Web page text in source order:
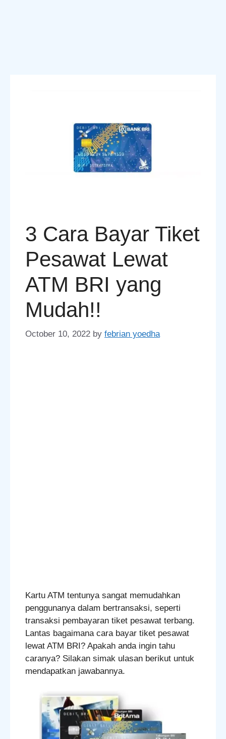
3 Cara Bayar Tiket
Pesawat Lewat
ATM BRI yang
Mudah!!
October 10, 2022 by febrian yoedha
Kartu ATM tentunya sangat memudahkan
penggunanya dalam bertransaksi, seperti
transaksi pembayaran tiket pesawat terbang.
Lantas bagaimana cara bayar tiket pesawat
lewat ATM BRI? Apakah anda ingin tahu
caranya? Silakan simak ulasan berikut untuk
mendapatkan jawabannya.